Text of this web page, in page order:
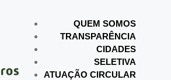
QUEM SOMOS
TRANSPARÊNCIA
CIDADES
SELETIVA
ATUAÇÃO CIRCULAR